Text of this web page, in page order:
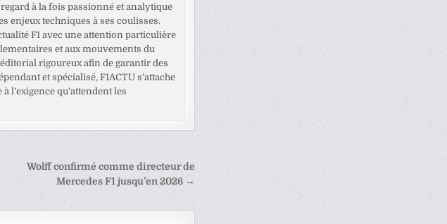
à la fois passionné et analytique
enjeux techniques à ses coulisses.
F1 avec une attention particulière
et aux mouvements du
rigoureux afin de garantir des
et spécialisé, F1ACTU s’attache
l’exigence qu’attendent les
Wolff confirmé comme directeur de
Mercedes F1 jusqu’en 2026 →